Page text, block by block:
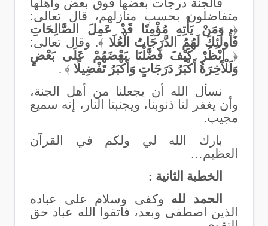
فالجنة درجات بعضها فوق بعض وأهلها
متفاضلون بحسب منازلهم، قال تعالى:
﴿
وَمَنْ يَأْتِهِ مُؤْمِنًا قَدْ عَمِلَ الصَّالِحَاتِ
فَأُولَئِكَ لَهُمُ الدَّرَجَاتُ الْعُلَا ﴾. وقال تعالى:
﴿ انْظُرْ كَيْفَ فَضَّلْنَا بَعْضَهُمْ عَلَى بَعْضٍ
وَلَلْآَخِرَةُ أَكْبَرُ دَرَجَاتٍ وَأَكْبَرُ تَفْضِيلًا ﴾ .
نسأل الله أن يجعلنا من أهل الجنة،
وأن يغفر لنا ذنوبنا، ويجنبنا النار، إنه سميع
مجيب.
بارك الله لي ولكم في القرآن
العظيم…
الخطبة الثانية :
الحمد لله وكفى وسلام على عباده
الذين اصطفى وبعد، فاتقوا الله عباد حق